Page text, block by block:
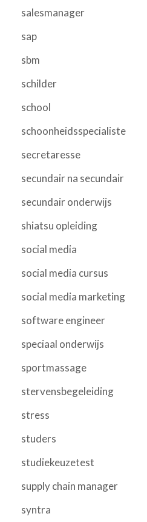
salesmanager
sap
sbm
schilder
school
schoonheidsspecialiste
secretaresse
secundair na secundair
secundair onderwijs
shiatsu opleiding
social media
social media cursus
social media marketing
software engineer
speciaal onderwijs
sportmassage
stervensbegeleiding
stress
studers
studiekeuzetest
supply chain manager
syntra